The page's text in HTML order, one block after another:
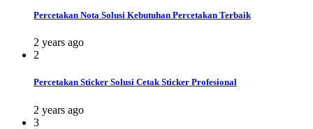
Percetakan Nota Solusi Kebutuhan Percetakan Terbaik
2 years ago
2
Percetakan Sticker Solusi Cetak Sticker Profesional
2 years ago
3